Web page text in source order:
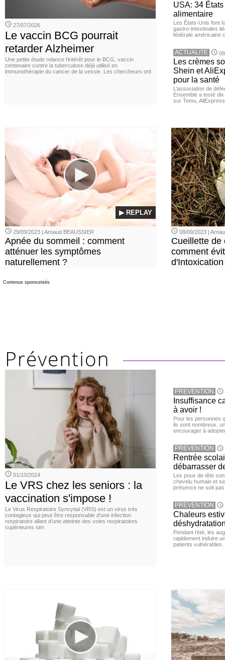
27/07/2026
Le vaccin BCG pourrait
retarder Alzheimer
Une petite étude relance l’intérêt pour le BCG, vaccin
centenaire contre la tuberculose déjà utilisé en
immunothérapie du cancer de la vessie. Les chercheurs ont
USA: 34
alimentaire
Les États-Unis font
gastro-intestinales
fédérale américaine
ACTUALITE
Les crèmes
Shein et
pour la santé
L’association de
Ensemble a testé
sur Temu,
▶ REPLAY
29/09/2023 | Arnaud BEAUSSIER
Apnée du sommeil : comment
atténuer les symptômes
naturellement ?
08/09/2023 |
Cueillette de
comment
d'Intoxication
Contenus sponsorisés
01/10/2024
Le VRS chez les seniors : la
vaccination s'impose !
Le Virus Respiratoire Syncytial (VRS) est un virus très
contagieux qui peut être responsable d’une infection
respiratoire allant d’une atteinte des voies respiratoires
supérieures sim
PREVENTION
Insuffisance
à avoir !
Pour les personnes
ils sont nombreux,
encourager à
PREVENTION
Rentrée
débarrasser
Les poux de tête
chevelu humain et
présence ne soit
PREVENTION
Chaleurs
Pendant l’été, les
rapidement induire
patients